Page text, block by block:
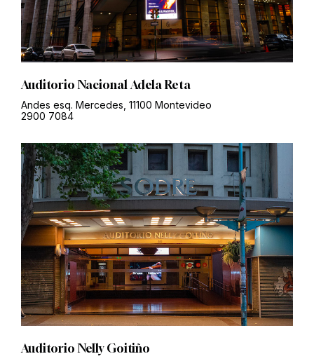
Auditorio Nacional Adela Reta
Andes esq. Mercedes, 11100 Montevideo
2900 7084
Auditorio Nelly Goitiño